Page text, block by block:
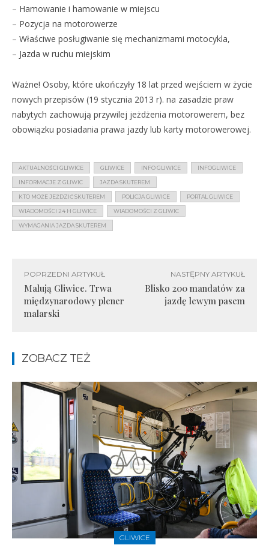
– Hamowanie i hamowanie w miejscu
– Pozycja na motorowerze
– Właściwe posługiwanie się mechanizmami motocykla,
– Jazda w ruchu miejskim
Ważne! Osoby, które ukończyły 18 lat przed wejściem w życie
nowych przepisów (19 stycznia 2013 r). na zasadzie praw
nabytych zachowują przywilej jeżdżenia motorowerem, bez
obowiązku posiadania prawa jazdy lub karty motorowerowej.
AKTUALNOŚCI GLIWICE GLIWICE INFO GLIWICE INFOGLIWICE
INFORMACJE Z GLIWIC JAZDA SKUTEREM
KTO MOŻE JEŹDZIĆ SKUTEREM POLICJA GLIWICE PORTAL GLIWICE
WIADOMOŚCI 24 H GLIWICE WIADOMOŚCI Z GLIWIC
WYMAGANIA JAZDA SKUTEREM
POPRZEDNI ARTYKUŁ
Malują Gliwice. Trwa
międzynarodowy plener
malarski
NASTĘPNY ARTYKUŁ
Blisko 200 mandatów za
jazdę lewym pasem
ZOBACZ TEŻ
GLIWICE